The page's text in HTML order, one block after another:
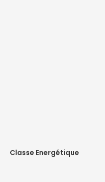
Classe Energétique